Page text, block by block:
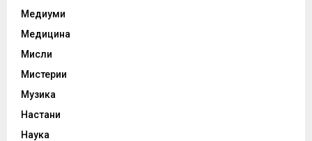
Медиуми
Медицина
Мисли
Мистерии
Музика
Настани
Наука